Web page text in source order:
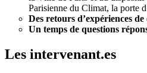
Parisienne du Climat, la porte
Des retours d’expériences
Un temps de questions
Les intervenant.es